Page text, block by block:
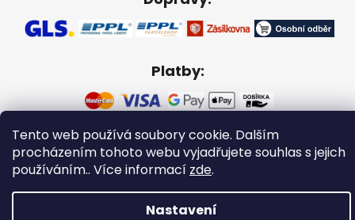
Tento web používá soubory cookie. Dalším
procházením tohoto webu vyjadřujete souhlas s jejich
používáním.. Více informací zde.
Nastavení
Platby:
Vytvořil Shoptet
Copyright 2026Gabikacopánky
vyhrazena.